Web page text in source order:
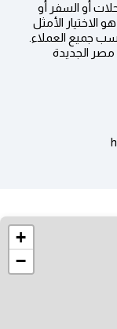
أو السفر أو
الاختيار الأمثل
جميع العملاء.
+
−